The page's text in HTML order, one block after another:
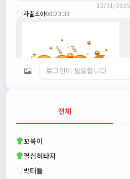
12/31/2025
자출조아00:23:33
새해 복많이 받으세요!!
자출조아00:23:55
전체
꼬북이
열심히타자
박터틀